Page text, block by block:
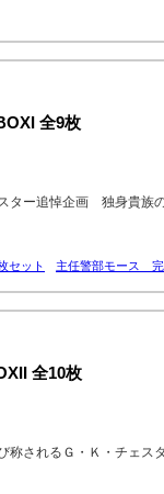
全9枚
ー追悼企画 独身貴族
セット
主任警部モース 完
全10枚
称されるＧ・Ｋ・チェス